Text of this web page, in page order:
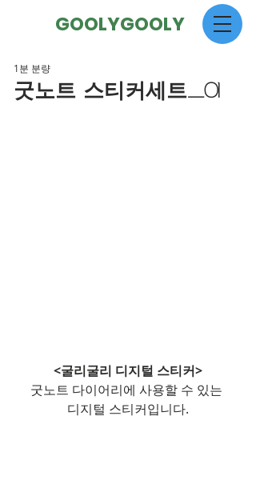
GOOLYGOOLY
굿노트 스티커세트_01
1분 분량
<굴리굴리 디지털 스티커>
굿노트 다이어리에 사용할 수 있는
디지털 스티커입니다.